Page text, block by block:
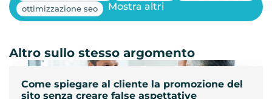
ottimizzazione seo
Come spiegare al cliente la promozione del
sito senza creare false aspettative
Mostra altri
Altro sullo stesso argomento